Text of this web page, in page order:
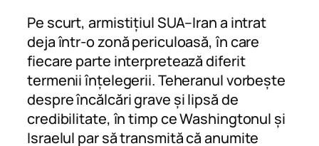
Pe scurt, armistițiul SUA–Iran a intrat
deja într-o zonă periculoasă, în care
fiecare parte interpretează diferit
termenii înțelegerii. Teheranul vorbește
despre încălcări grave și lipsă de
credibilitate, în timp ce Washingtonul și
Israelul par să transmită că anumite